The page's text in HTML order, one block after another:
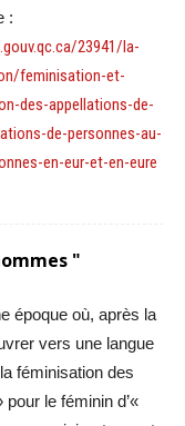
:
23941/la-
feminisation-et-
des-appellations-de-
de-personnes-au-
en-eur-et-en-eure
"
époque où, après la
vers une langue
féminisation des
le féminin d’«